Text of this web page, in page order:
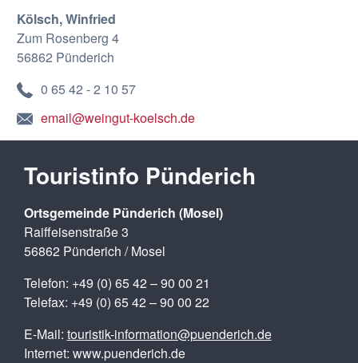
Kölsch, Winfried
Zum Rosenberg 4
56862 Pünderich
0 65 42 - 2 10 57
email@weingut-koelsch.de
Touristinfo Pünderich
Ortsgemeinde Pünderich (Mosel)
Raiffeisenstraße 3
56862 Pünderich / Mosel
Telefon: +49 (0) 65 42 – 90 00 21
Telefax: +49 (0) 65 42 – 90 00 22
E-Mail: touristik-information@puenderich.de
Internet: www.puenderich.de